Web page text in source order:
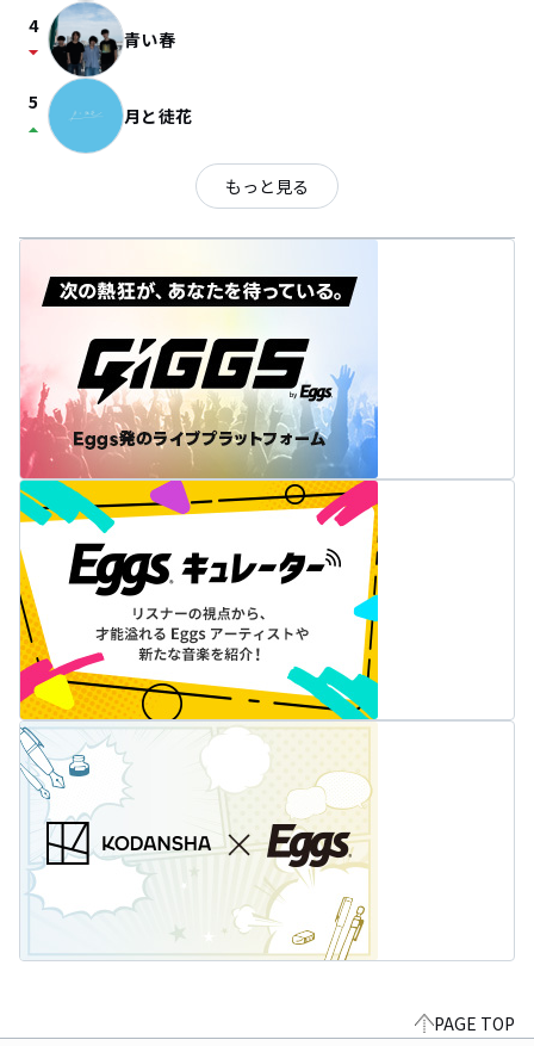
4
arrow_drop_down 青い春
5
arrow_drop_up 月と徒花
もっと見る
PAGE TOP